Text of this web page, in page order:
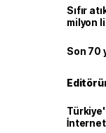
Sıfır
milyon
Son 70
İnternet